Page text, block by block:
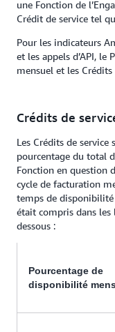
une Fonction de
Crédit de service tel
Pour les indicateurs
et les appels d’API,
mensuel et les
Crédits de
Les Crédits de service
pourcentage du total
Fonction en question
cycle de facturation
temps de
était compris dans
dessous :
Pourcentage de
disponibilité